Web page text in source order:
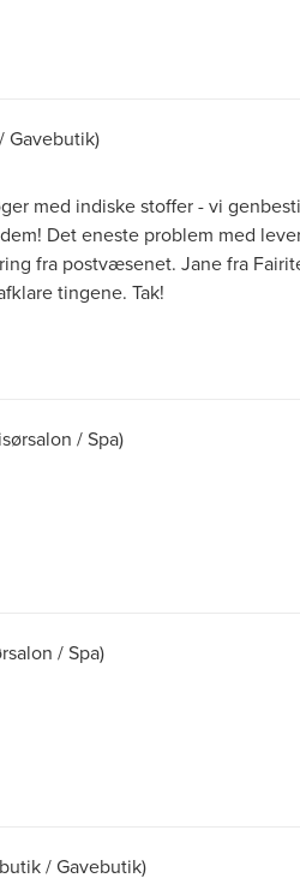
Gavebutik)
med indiske stoffer - vi
Det eneste problem med
fra postvæsenet. Jane fra
tingene. Tak!
/ Spa)
/ Spa)
/ Gavebutik)